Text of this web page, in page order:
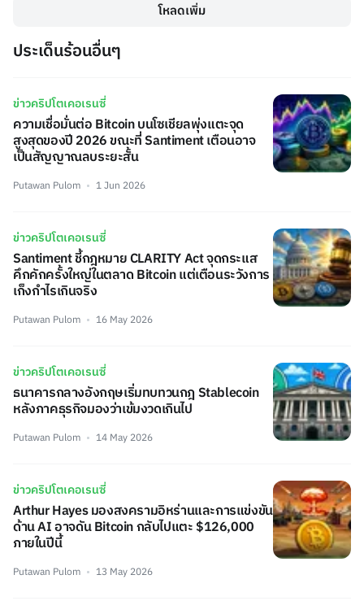
โหลดเพิ่ม
ประเด็นร้อนอื่นๆ
ข่าวคริปโตเคอเรนซี่
ความเชื่อมั่นต่อ Bitcoin บนโซเชียลพุ่งแตะจุด
สูงสุดของปี 2026 ขณะที่ Santiment เตือนอาจ
เป็นสัญญาณลบระยะสั้น
Putawan Pulom 1 Jun 2026
ข่าวคริปโตเคอเรนซี่
Santiment ชี้กฎหมาย CLARITY Act จุดกระแส
คึกคักครั้งใหญ่ในตลาด Bitcoin แต่เตือนระวังการ
เก็งกำไรเกินจริง
Putawan Pulom 16 May 2026
ข่าวคริปโตเคอเรนซี่
ธนาคารกลางอังกฤษเริ่มทบทวนกฎ Stablecoin
หลังภาคธุรกิจมองว่าเข้มงวดเกินไป
Putawan Pulom 14 May 2026
ข่าวคริปโตเคอเรนซี่
Arthur Hayes มองสงครามอิหร่านและการแข่งขัน
ด้าน AI อาจดัน Bitcoin กลับไปแตะ $126,000
ภายในปีนี้
Putawan Pulom 13 May 2026